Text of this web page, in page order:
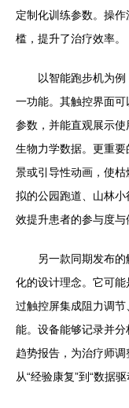
定制化训练参数。操
槛，提升了治疗效率。
以智能跑步机为
一功能。其触控界面
参数，并能直观展示
生物力学数据。更重
景或引导性动画，使
拟的公园跑道、山林
效提升患者的参与度与
另一款同期发布
化的设计理念。它可
过触控屏集成阻力调
能。设备能够记录并
趋势报告，为治疗师
从“经验康复”到“数据驱